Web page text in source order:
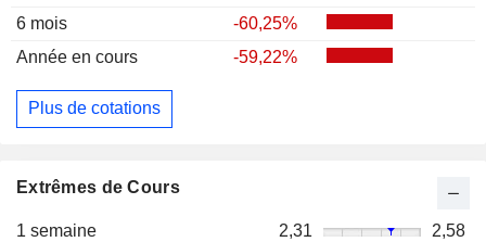
6 mois
-60,25%
Année en cours
-59,22%
Plus de cotations
Extrêmes de Cours
1 semaine 2,31
2,58